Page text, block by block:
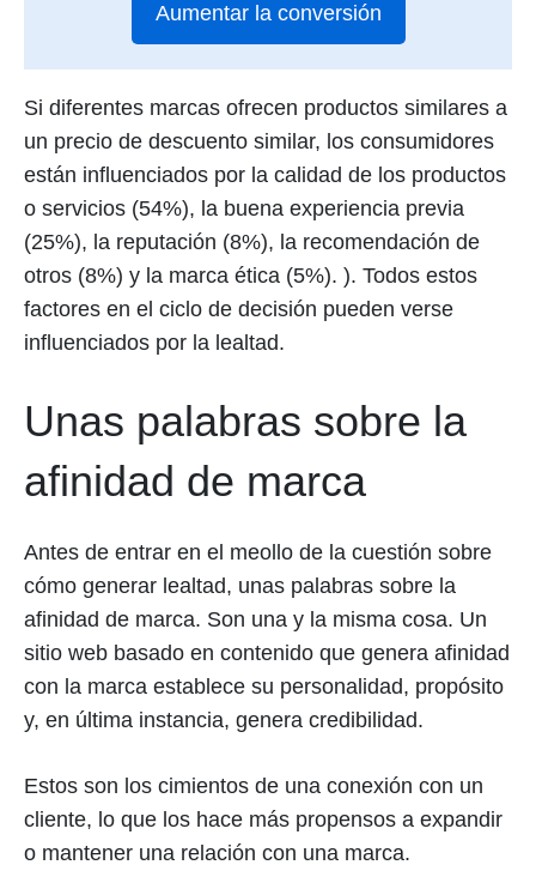
Aumentar la conversión
Si diferentes marcas ofrecen productos similares a
un precio de descuento similar, los consumidores
están influenciados por la calidad de los productos
o servicios (54%), la buena experiencia previa
(25%), la reputación (8%), la recomendación de
otros (8%) y la marca ética (5%). ). Todos estos
factores en el ciclo de decisión pueden verse
influenciados por la lealtad.
Unas palabras sobre la
afinidad de marca
Antes de entrar en el meollo de la cuestión sobre
cómo generar lealtad, unas palabras sobre la
afinidad de marca. Son una y la misma cosa. Un
sitio web basado en contenido que genera afinidad
con la marca establece su personalidad, propósito
y, en última instancia, genera credibilidad.
Estos son los cimientos de una conexión con un
cliente, lo que los hace más propensos a expandir
o mantener una relación con una marca.